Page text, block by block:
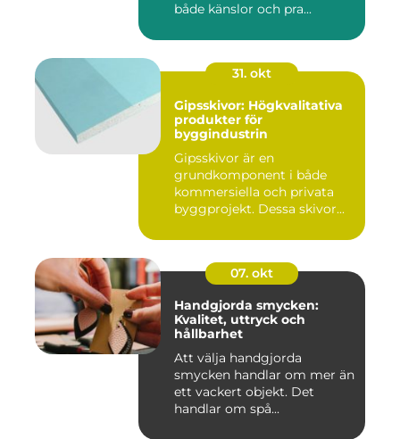
både känslor och pra...
31. okt
Gipsskivor: Högkvalitativa
produkter för
byggindustrin
Gipsskivor är en
grundkomponent i både
kommersiella och privata
byggprojekt. Dessa skivor...
07. okt
Handgjorda smycken:
Kvalitet, uttryck och
hållbarhet
Att välja handgjorda
smycken handlar om mer än
ett vackert objekt. Det
handlar om spå...